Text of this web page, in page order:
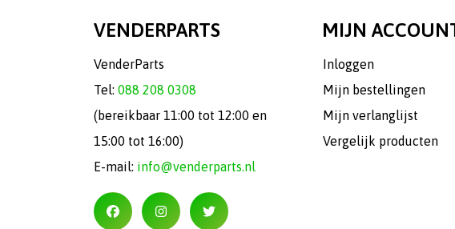
VENDERPARTS
VenderParts
Tel: 088 208 0308
(bereikbaar 11:00 tot 12:00 en
15:00 tot 16:00)
E-mail: info@venderparts.nl
MIJN
Inloggen
Mijn bestellingen
Mijn verlanglijst
Vergelijk producten